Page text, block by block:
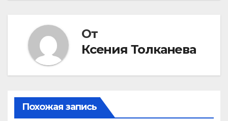
От
Ксения Толканева
Похожая запись